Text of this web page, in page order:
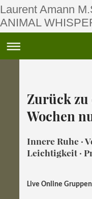
Laurent Amann
ANIMAL
Zurück zu
Wochen
Innere Ruhe ·
Leichtigkeit ·
Live Online